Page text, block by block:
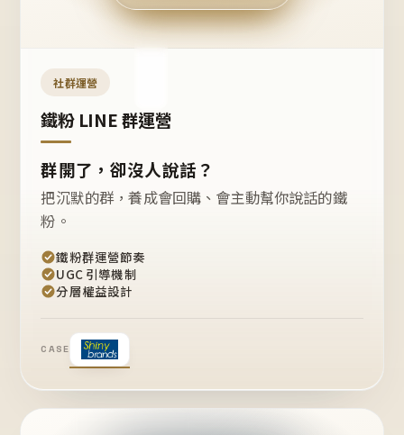
開團
嗎？
社群運營
鐵粉 LINE 群運營
群開了，卻沒人說話？
把沉默的群，養成會回購、會主動幫你說話的鐵
粉。
鐵粉群運營節奏
UGC 引導機制
分層權益設計
CASE